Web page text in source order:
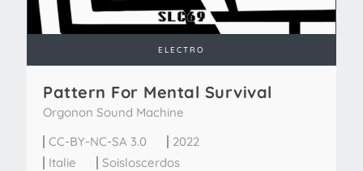
ELECTRO
Pattern For Mental Survival
Orgonon Sound Machine
CC-BY-NC-SA 3.0
2022
Italie
Soisloscerdos